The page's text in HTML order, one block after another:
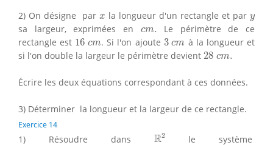
2) On désigne par x
x la longueur d'un rectangle et par y
y
sa largeur, exprimées en cm.
cm
Le périmètre de ce
rectangle est 16 cm
16 cm. Si l'on ajoute 3 cm
3 cm à la longueur et
si l'on double la largeur le périmètre devient 28 cm.
28 cm
Écrire les deux équations correspondant à ces données.
3) Déterminer la longueur et la largeur de ce rectangle.
Exercice 14
1) Résoudre dans R2
R2 le système